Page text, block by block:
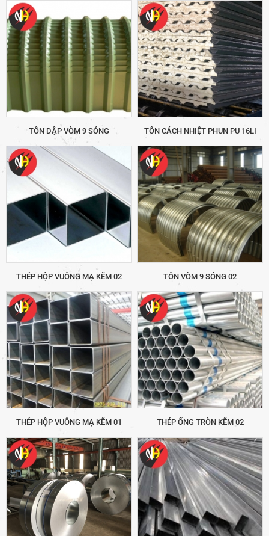
TÔN DẬP VÒM 9 SÓNG TÔN CÁCH NHIỆT PHUN PU 16LI
THÉP HỘP VUÔNG MẠ KẼM 02 TÔN VÒM 9 SÓNG 02
THÉP HỘP VUÔNG MẠ KẼM 01 THÉP ỐNG TRÒN KẼM 02